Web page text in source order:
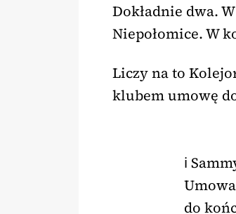
Dokładnie dwa.
Niepołomice. W
Liczy na to
klubem umowę
ℹ️
do